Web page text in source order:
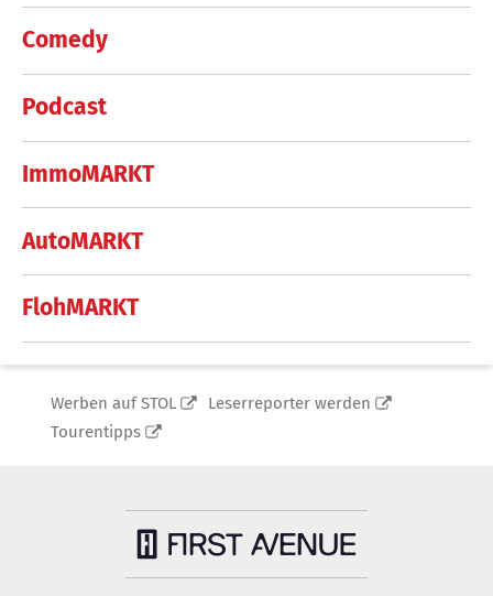
Comedy
Podcast
ImmoMARKT
AutoMARKT
FlohMARKT
Werben auf STOL
Leserreporter werden
Tourentipps